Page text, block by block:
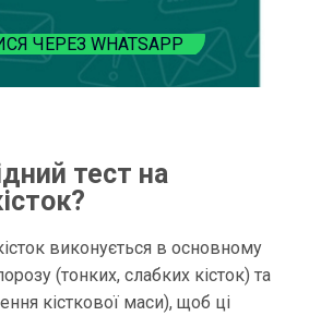
ЧЕРЕЗ WHATSAPP
тест на
виконується в основному
(тонких, слабких кісток) та
кісткової маси), щоб ці